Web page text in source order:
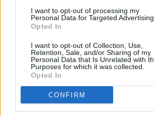
I want to opt-out of processing my
Personal Data for Targeted Advertising.
Opted In
I want to opt-out of Collection, Use,
Retention, Sale, and/or Sharing of my
Personal Data that Is Unrelated with
Purposes for which it was collected.
Opted In
CONFIRM
και αυτό συχνά γίνεται με
καθόλου διαφάνεια.
Η Which? έχει ζητήσει να
κατάλληλες κατευθυντήριες
περιγράφουν τι αναμένεται από
κατασκευαστές έξυπνων
ICO επιβεβαίωσε ότι την